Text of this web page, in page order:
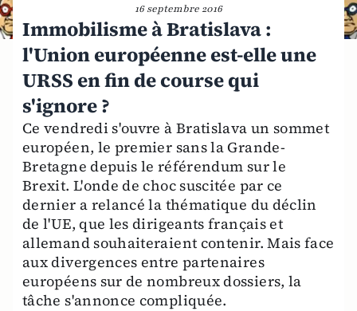
16 septembre 2016
Immobilisme à Bratislava :
l'Union européenne est-elle une
URSS en fin de course qui
s'ignore ?
Ce vendredi s'ouvre à Bratislava un sommet
européen, le premier sans la Grande-
Bretagne depuis le référendum sur le
Brexit. L'onde de choc suscitée par ce
dernier a relancé la thématique du déclin
de l'UE, que les dirigeants français et
allemand souhaiteraient contenir. Mais face
aux divergences entre partenaires
européens sur de nombreux dossiers, la
tâche s'annonce compliquée.